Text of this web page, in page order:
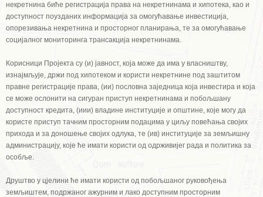
некретнина биће регистрација права на некретнинама и хипотека, као и
доступност поузданих информација за омогућавање инвестиција,
опорезивања некретнина и просторног планирања, те за омогућавање
социјалног мониторинга трансакција некретнинама.
Корисници Пројекта су (и) јавност, која може да има у власништву,
изнајмљује, држи под хипотеком и користи некретнине под заштитом
правне регистрације права, (ии) пословна заједница која инвестира и која
се може ослонити на сигуран приступ некретнинама и побољшану
доступност кредита, (иии) владине институције и општине, које могу да
користе приступ тачним просторним подацима у циљу повећања својих
прихода и за доношење својих одлука, те (ив) институције за земљишну
администрацију, које ће имати користи од одрживијег рада и политика за
особље.
Друштво у цјелини ће имати користи од побољшаног руковођења
земљиштем, подржаног ажурним и лако доступним просторним